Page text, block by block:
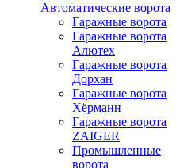
Автоматические ворота
Гаражные ворота
Гаражные ворота
Алютех
Гаражные ворота
Дорхан
Гаражные ворота
Хёрманн
Гаражные ворота
ZAIGER
Промышленные
ворота